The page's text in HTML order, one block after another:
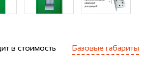
в стоимость Базовые габариты